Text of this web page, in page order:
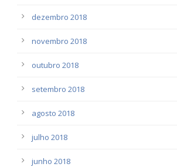
dezembro 2018
novembro 2018
outubro 2018
setembro 2018
agosto 2018
julho 2018
junho 2018